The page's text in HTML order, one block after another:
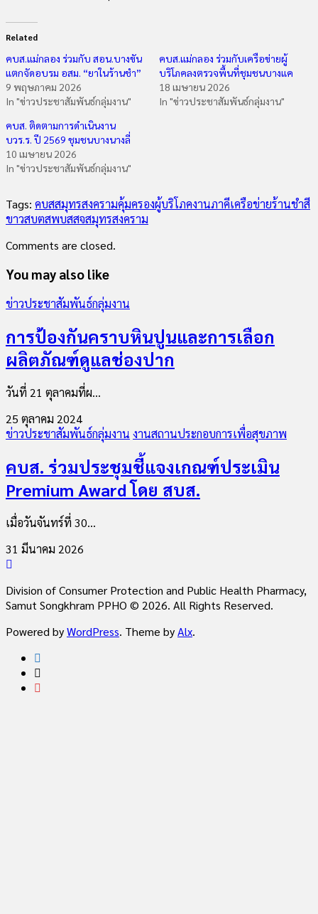
Related
คบส.แม่กลอง ร่วมกับ สอน.บางขัน
แตกจัดอบรม อสม. “ยาในร้านชำ”
9 พฤษภาคม 2026
In "ข่าวประชาสัมพันธ์กลุ่มงาน"
คบส.แม่กลอง ร่วมกับเครือข่ายผู้
บริโภคลงตรวจพื้นที่ชุมชนบางแค
18 เมษายน 2026
In "ข่าวประชาสัมพันธ์กลุ่มงาน"
คบส. ติดตามการดำเนินงาน
บวร.ร. ปี 2569 ชุมชนบางนางลี่
10 เมษายน 2026
In "ข่าวประชาสัมพันธ์กลุ่มงาน"
Tags: คบสสมุทรสงครามคุ้มครองผู้บริโภคงานภาคีเครือข่ายร้านชำสี
ขาวสบตสพบสสจสมุทรสงคราม
Comments are closed.
You may also like
ข่าวประชาสัมพันธ์กลุ่มงาน
การป้องกันคราบหินปูนและการเลือก
ผลิตภัณฑ์ดูแลช่องปาก
วันที่ 21 ตุลาคมที่ผ...
25 ตุลาคม 2024
ข่าวประชาสัมพันธ์กลุ่มงาน งานสถานประกอบการเพื่อสุขภาพ
คบส. ร่วมประชุมชี้แจงเกณฑ์ประเมิน
Premium Award โดย สบส.
เมื่อวันจันทร์ที่ 30...
31 มีนาคม 2026
Division of Consumer Protection and Public Health Pharmacy,
Samut Songkhram PPHO © 2026. All Rights Reserved.
Powered byWordPress. Theme byAlx.